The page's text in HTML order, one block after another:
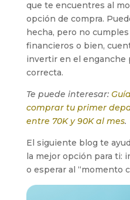
que te encuentres al
opción de compra.
hecha, pero no
financieros o bien,
invertir en el enganche
correcta.
Te puede interesar:
comprar tu primer
entre 70K y 90K al mes.
El siguiente blog te
la mejor opción para ti:
o esperar al “momento